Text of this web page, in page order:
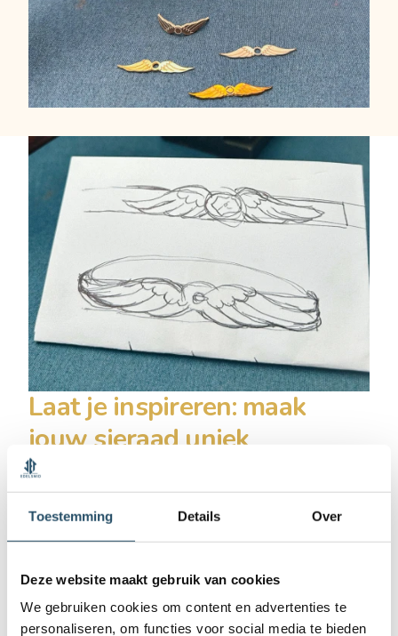
Toestemming Details Over
Deze website maakt gebruik van cookies
We gebruiken cookies om content en advertenties te
personaliseren, om functies voor social media te bieden
Laat je inspireren: maak
jouw sieraad uniek
Stap binnen in onze winkel en maak een afspraak. We
nemen de tijd om jouw ideeën en wensen te
bespreken, zodat we samen kunnen werken aan het
ideale ontwerp. Tijdens dit gesprek bespreken we
edelsteen toevoegen aan een geliefd stuk uit onze Jet-
hergebruiken in een nieuw sieraad? Geen probleem!